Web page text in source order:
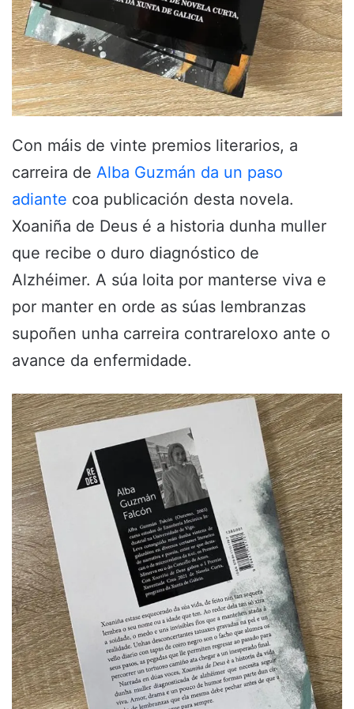
Con máis de vinte premios literarios, a
carreira de Alba Guzmán da un paso
adiante coa publicación desta novela.
Xoaniña de Deus é a historia dunha muller
que recibe o duro diagnóstico de
Alzhéimer. A súa loita por manterse viva e
por manter en orde as súas lembranzas
supoñen unha carreira contrareloxo ante o
avance da enfermidade.